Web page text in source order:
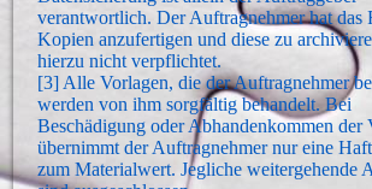
verantwortlich. Der Auftragnehmer hat das
Kopien anzufertigen und diese zu
hierzu nicht verpflichtet.
[3] Alle Vorlagen, die der Auftragnehmer
werden von ihm sorgfältig behandelt. Bei
Beschädigung oder Abhandenkommen der
übernimmt der Auftragnehmer nur eine
zum Materialwert. Jegliche weitergehende